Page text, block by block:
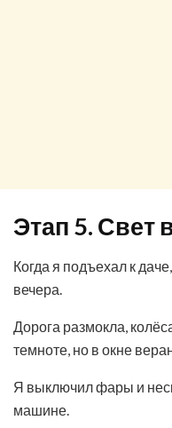
Этап 5. Свет
Когда я подъехал к
вечера.
Дорога размокла,
темноте, но в окне
Я выключил фары и
машине.